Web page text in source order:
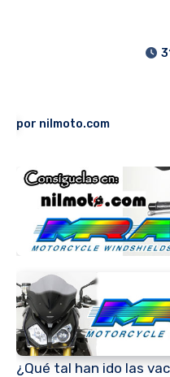
por nilmoto.com
¿Qué tal han ido las